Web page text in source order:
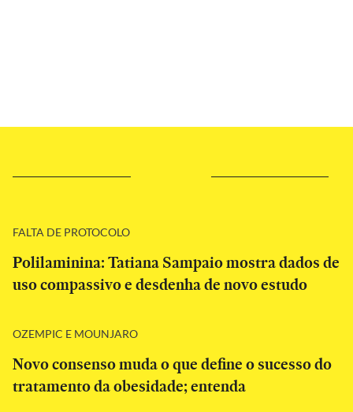
FALTA DE PROTOCOLO
Polilaminina: Tatiana Sampaio mostra dados de
uso compassivo e desdenha de novo estudo
OZEMPIC E MOUNJARO
Novo consenso muda o que define o sucesso do
tratamento da obesidade; entenda